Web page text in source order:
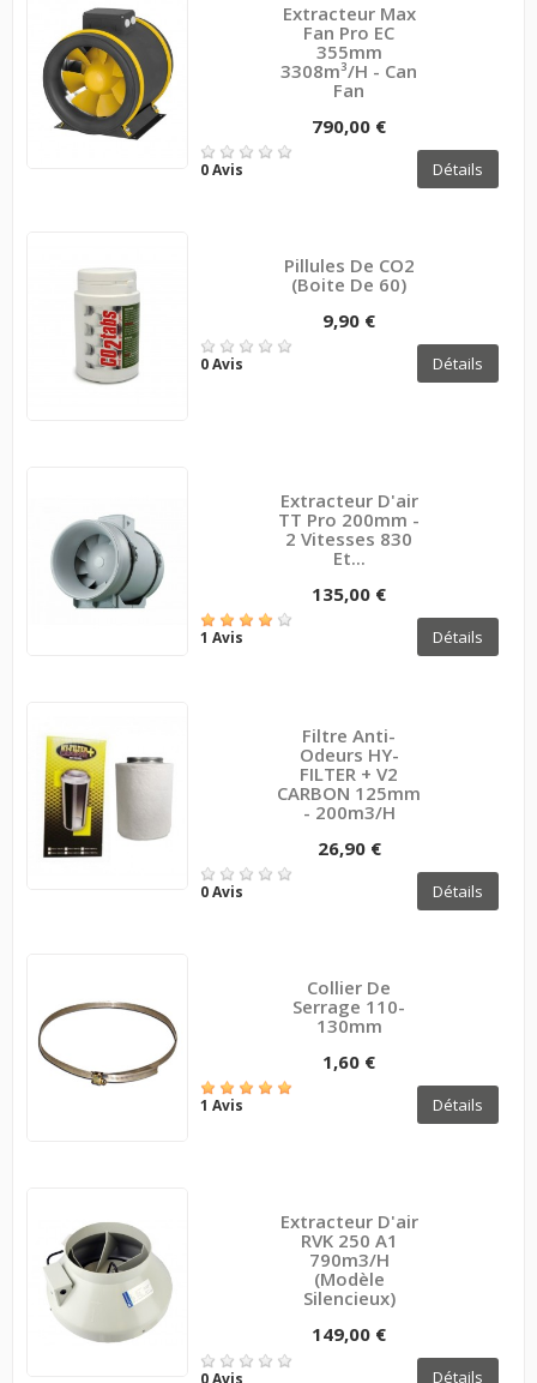
Extracteur Max
Fan Pro EC
355mm
3308m³/h - Can
Fan
790,00 €
0 Avis Détails
Pillules De CO2
(boite De 60)
9,90 €
0 Avis Détails
Extracteur D'air
TT Pro 200mm -
2 Vitesses 830
Et...
135,00 €
1 Avis Détails
Filtre Anti-
Odeurs HY-
FILTER + V2
CARBON 125mm
- 200m3/h
26,90 €
0 Avis Détails
Collier De
Serrage 110-
130mm
1,60 €
1 Avis Détails
Extracteur D'air
RVK 250 A1
790m3/h
(modèle
Silencieux)
149,00 €
0 Avis Détails